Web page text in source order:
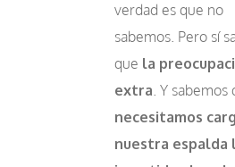
verdad es que no
sabemos. Pero sí
que la
extra. Y sabemos
necesitamos
nuestra espalda